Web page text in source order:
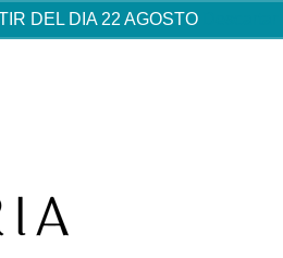
DEL DIA 22 AGOSTO